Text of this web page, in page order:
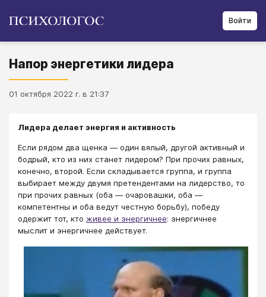
Войти
Напор энергетики лидера
01 октября 2022 г. в 21:37
Лидера делает энергия и активность
Если рядом два щенка — один вялый, другой активный и
бодрый, кто из них станет лидером? При прочих равных,
конечно, второй. Если складывается группа, и группа
выбирает между двумя претендентами на лидерство, то
при прочих равных (оба — очаровашки, оба —
компетентны и оба ведут честную борьбу), победу
одержит тот, кто живее и энергичнее: энергичнее
мыслит и энергичнее действует.